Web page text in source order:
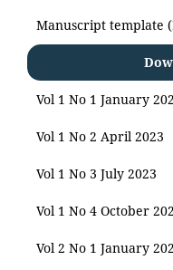
Manuscript template
Vol 1 No 1 January
Vol 1 No 2 April 2023
Vol 1 No 3 July 2023
Vol 1 No 4 October
Vol 2 No 1 January